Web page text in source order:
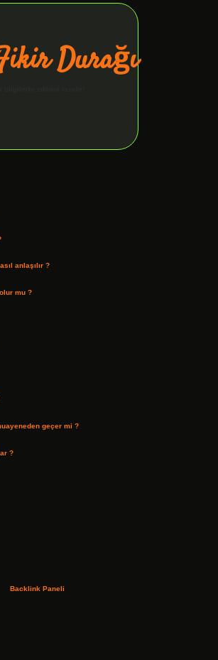
Durağı
anlaşılır ?
mu ?
geçer mi ?
?